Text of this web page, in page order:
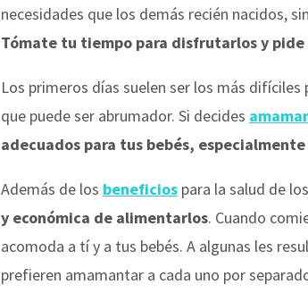
necesidades que los demás recién nacidos,
Tómate tu tiempo para disfrutarlos y pide
Los primeros días suelen ser los más
que puede ser abrumador. Si decides
adecuados para tus bebés,
Además de los beneficios para la salud de
y económica de alimentarlos. Cuando
acomoda a tí y a tus bebés. A algunas les
prefieren amamantar a cada uno por